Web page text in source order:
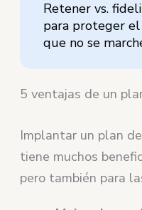
Retener vs.
para proteger
que no se
5 ventajas de un
Implantar un plan
tiene muchos
pero también para